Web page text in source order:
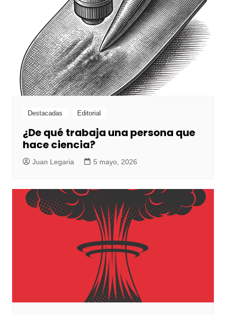
Destacadas Editorial
¿De qué trabaja una persona que
hace ciencia?
Juan Legaria 5 mayo, 2026